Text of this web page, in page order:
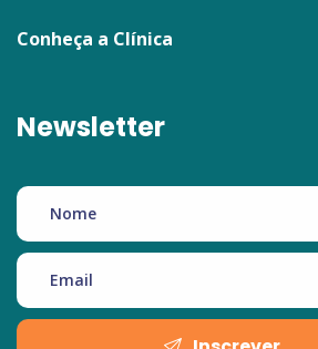
Conheça a Clínica
Newsletter